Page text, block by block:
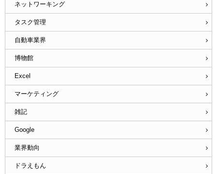
ネットワーキング
タスク管理
自動車業界
博物館
Excel
マーケティング
雑記
Google
業界動向
ドラえもん